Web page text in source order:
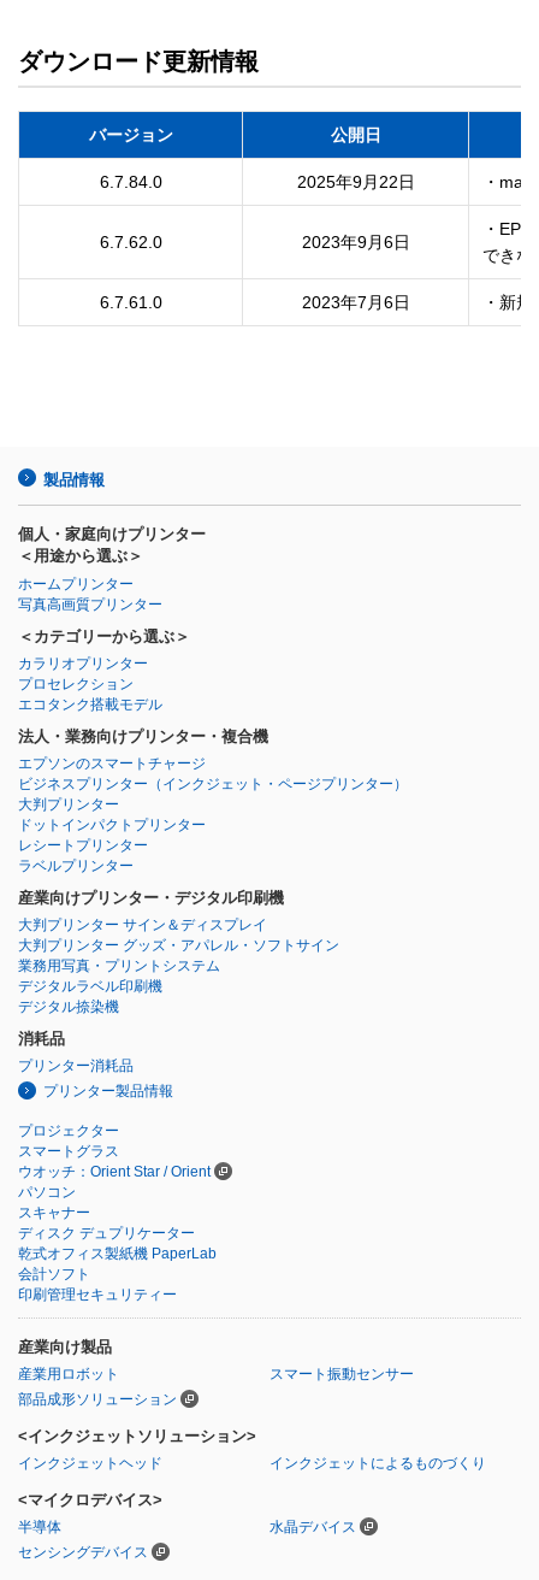
ダウンロード更新情報
バージョン 公開日
6.7.84.0 2025年9月22日 ・
6.7.62.0 2023年9月6日
・
できな
6.7.61.0 2023年7月6日 ・新
製品情報
個人・家庭向けプリンター
＜用途から選ぶ＞
ホームプリンター
写真高画質プリンター
＜カテゴリーから選ぶ＞
カラリオプリンター
プロセレクション
エコタンク搭載モデル
法人・業務向けプリンター・複合機
エプソンのスマートチャージ
ビジネスプリンター （インクジェット・ページプリンター）
大判プリンター
ドットインパクトプリンター
レシートプリンター
ラベルプリンター
産業向けプリンター・デジタル印刷機
大判プリンター サイン＆ディスプレイ
大判プリンター グッズ・アパレル・ソフトサイン
業務用写真・プリントシステム
デジタルラベル印刷機
デジタル捺染機
消耗品
プリンター消耗品
プリンター製品情報
プロジェクター
スマートグラス
ウオッチ：Orient Star / Orient
パソコン
スキャナー
ディスク デュプリケーター
乾式オフィス製紙機 PaperLab
会計ソフト
印刷管理セキュリティー
産業向け製品
産業用ロボット
スマート振動センサー
部品成形ソリューション
<インクジェットソリューション>
インクジェットヘッド インクジェットによるものづくり
<マイクロデバイス>
半導体
水晶デバイス
センシングデバイス